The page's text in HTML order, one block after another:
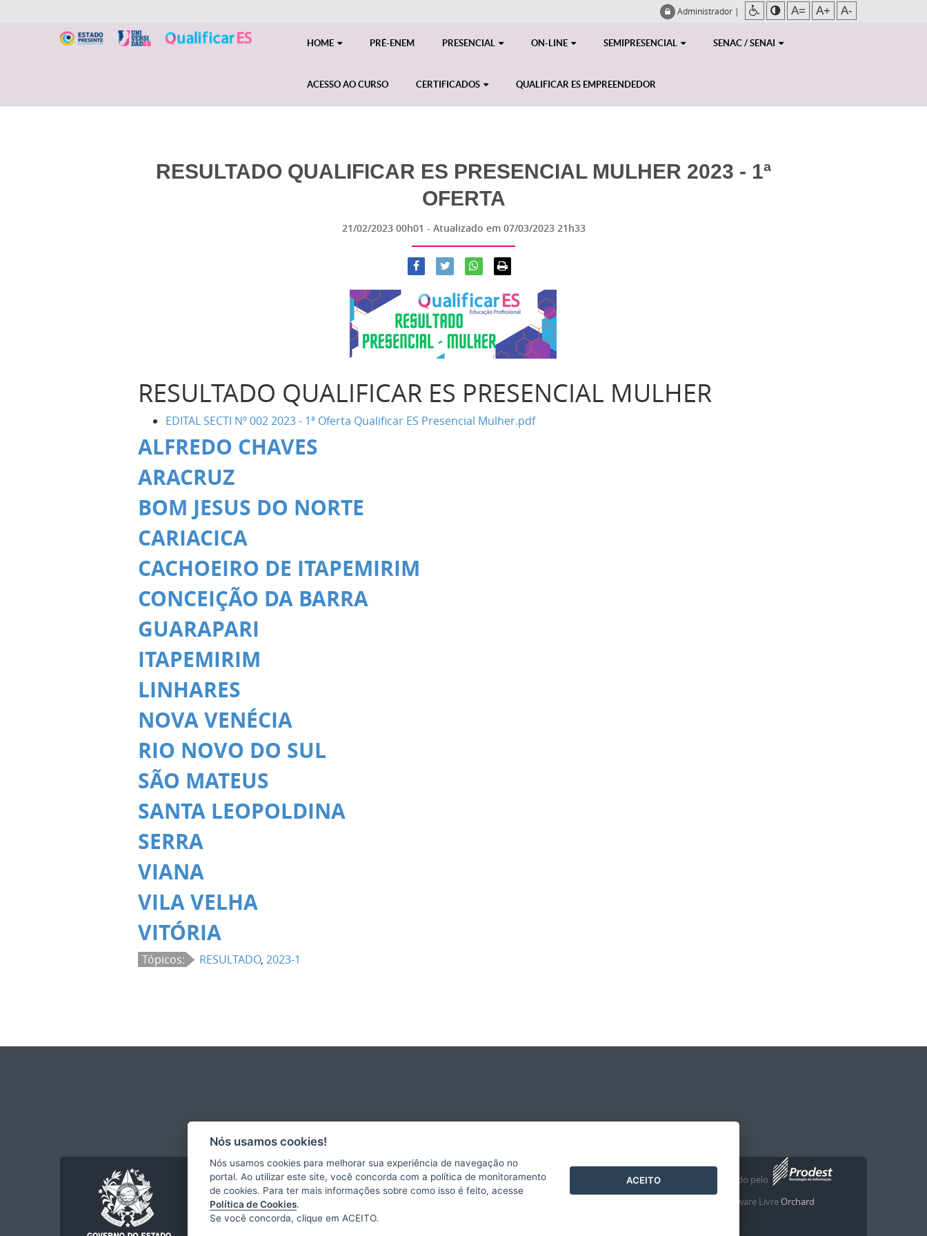
Administrador | A= A+ A-
HOME PRÉ-ENEM PRESENCIAL ON-LINE SEMIPRESENCIAL SENAC / SENAI
ACESSO AO CURSO CERTIFICADOS QUALIFICAR ES EMPREENDEDOR
RESULTADO QUALIFICAR ES PRESENCIAL MULHER 2023 - 1ª
OFERTA
21/02/2023 00h01 - Atualizado em 07/03/2023 21h33
RESULTADO QUALIFICAR ES PRESENCIAL MULHER
EDITAL SECTI Nº 002 2023 - 1ª Oferta Qualificar ES Presencial Mulher.pdf
ALFREDO CHAVES
ARACRUZ
BOM JESUS DO NORTE
CARIACICA
CACHOEIRO DE ITAPEMIRIM
CONCEIÇÃO DA BARRA
GUARAPARI
ITAPEMIRIM
LINHARES
NOVA VENÉCIA
RIO NOVO DO SUL
SÃO MATEUS
SANTA LEOPOLDINA
SERRA
VIANA
VILA VELHA
VITÓRIA
Tópicos: RESULTADO,2023-1
2016
Desenvolvido pelo
com o Software LivreOrchard
Nós usamos cookies!
Nós usamos cookies para melhorar sua experiência de navegação no
portal. Ao utilizar este site, você concorda com a política de monitoramento
de cookies. Para ter mais informações sobre como isso é feito, acesse
Política de Cookies.
Se você concorda, clique em ACEITO.
ACEITO